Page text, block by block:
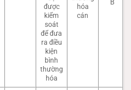
được
kiểm
soát
để đưa
ra điều
kiện
bình
thường
hóa
hóa
cán
B